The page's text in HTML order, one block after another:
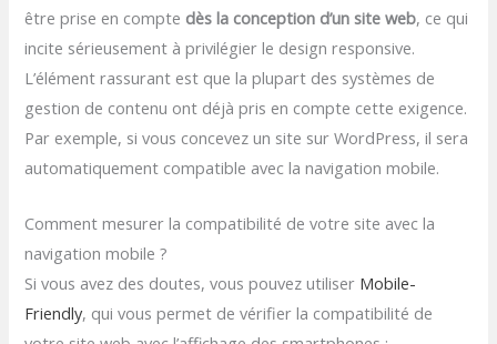
être prise en compte dès la conception d’un site web, ce qui
incite sérieusement à privilégier le design responsive.
L’élément rassurant est que la plupart des systèmes de
gestion de contenu ont déjà pris en compte cette exigence.
Par exemple, si vous concevez un site sur WordPress, il sera
automatiquement compatible avec la navigation mobile.
Comment mesurer la compatibilité de votre site avec la
navigation mobile ?
Si vous avez des doutes, vous pouvez utiliser Mobile-
Friendly, qui vous permet de vérifier la compatibilité de